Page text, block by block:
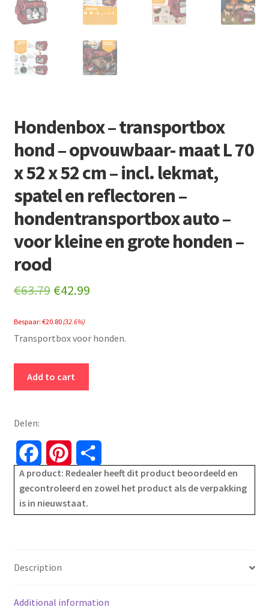
Hondenbox – transportbox
hond – opvouwbaar- maat L 70
x 52 x 52 cm – incl. lekmat,
spatel en reflectoren –
hondentransportbox auto –
voor kleine en grote honden –
rood
€63.79 Original
was:
€42.99Current
is:
Bespaar: €20.80(32.6%)
Transportbox voor honden.
Hondenbox
-
hond
opvouwbaar-
maat
70
cm
incl.
Add to cart
Delen:
a
c
o
i
n
e
h
A product: Redealer heeft dit product beoordeeld en
gecontroleerd en zowel het product als de verpakking
is in nieuwstaat.
Description
Additional information